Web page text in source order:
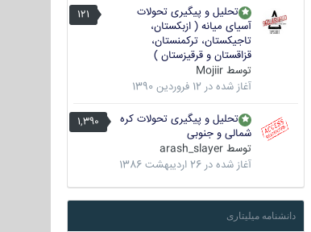
121
تحلیل و پیگیری تحولات
آسیای میانه ( ازبکستان،
تاجیکستان، ترکمنستان،
قزاقستان و قرقیزستان )
توسط Mojiir
آغاز شده در 12 فروردین 1390
1,390
تحلیل و پیگیری تحولات کره
شمالی و جنوبی
توسط arash_slayer
آغاز شده در 26 اردیبهشت 1386
دانشنامه میلیتاری